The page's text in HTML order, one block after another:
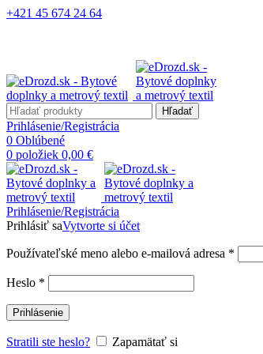
+421 45 674 24 64
Hľadať
Prihlásenie/Registrácia
0 Oblúbené
0 položiek 0,00 €
Prihlásenie/Registrácia
Prihlásiť saVytvorte si účet
Používateľské meno alebo e-mailová adresa *
Heslo *
Prihlásenie
Stratili ste heslo?
Zapamätať si